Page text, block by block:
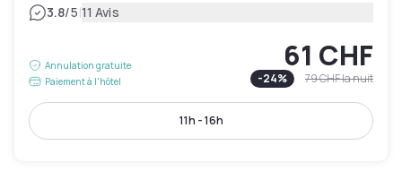
3.8/5|11 Avis
Annulation gratuite
Paiement à l'hôtel
61 CHF
-24% 79 CHFla nuit
11h - 16h